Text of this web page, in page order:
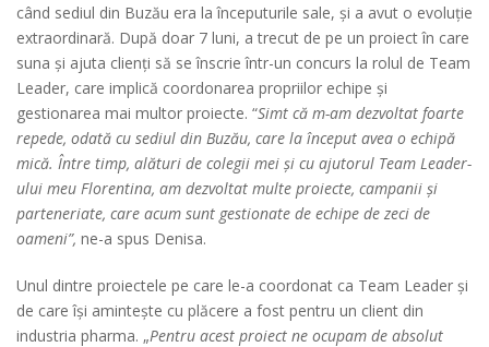
când sediul din Buzău era la începuturile sale, și a avut o evoluție
extraordinară. După doar 7 luni, a trecut de pe un proiect în care
suna și ajuta clienți să se înscrie într-un concurs la rolul de Team
Leader, care implică coordonarea propriilor echipe și
gestionarea mai multor proiecte. “Simt că m-am dezvoltat foarte
repede, odată cu sediul din Buzău, care la început avea o echipă
mică. Între timp, alături de colegii mei și cu ajutorul Team Leader-
ului meu Florentina, am dezvoltat multe proiecte, campanii și
parteneriate, care acum sunt gestionate de echipe de zeci de
oameni”, ne-a spus Denisa.
Unul dintre proiectele pe care le-a coordonat ca Team Leader și
de care își amintește cu plăcere a fost pentru un client din
industria pharma. „Pentru acest proiect ne ocupam de absolut